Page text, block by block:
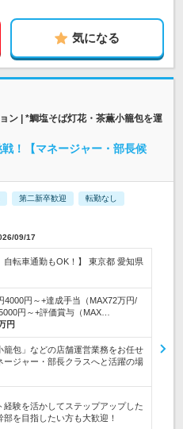
気になる
ン | *鯛塩そば灯花・茶薫小籠包を運
！【マネージャー・部長候
第二新卒歓迎 転勤なし
09/17
自転車通勤もOK！】 東京都 愛知県
4000円～+達成手当（MAX72万円/
円～+評価賞与（MAX…
円
籠包」などの店舗運営業務をお任せ
ジャー・部長クラスへと活躍の場
験を活かしてステップアップした
を目指したい方も大歓迎！